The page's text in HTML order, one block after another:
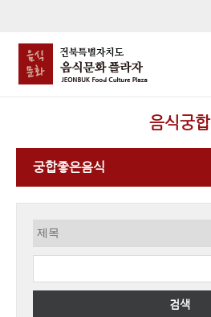
음식궁합
궁합좋은음식
검색